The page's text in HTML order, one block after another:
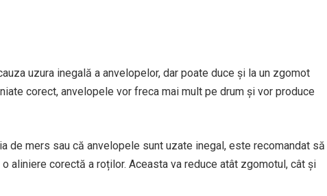
uzura inegală a anvelopelor, dar poate duce și la un zgomot
corect, anvelopele vor freca mai mult pe drum și vor produce
de mers sau că anvelopele sunt uzate inegal, este recomandat să
aliniere corectă a roților. Aceasta va reduce atât zgomotul, cât și